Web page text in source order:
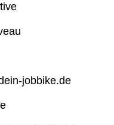
jobbike.de